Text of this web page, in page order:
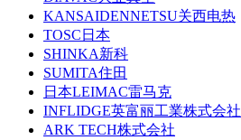
KANSAIDENNETSU关西电热
TOSC日本
SHINKA新科
SUMITA住田
日本LEIMAC雷马克
INFLIDGE英富丽工業株式会社
ARK TECH株式会社